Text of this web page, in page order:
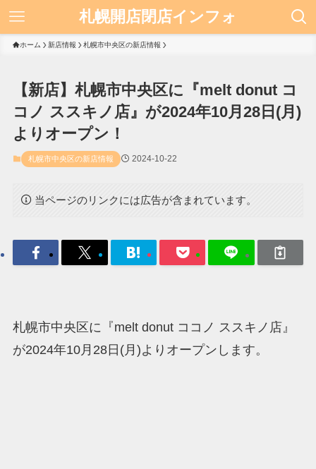
札幌開店閉店インフォ
ホーム 新店情報 札幌市中央区の新店情報
【新店】札幌市中央区に『melt donut コ
コノ ススキノ店』が2024年10月28日(月)
よりオープン！
札幌市中央区の新店情報 2024-10-22
当ページのリンクには広告が含まれています。
札幌市中央区に『melt donut ココノ ススキノ店』
が2024年10月28日(月)よりオープンします。